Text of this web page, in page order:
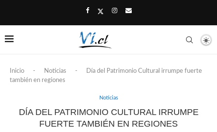
Inicio - Noticias -
Día del Patrimonio Cultural irrumpe fuerte
también en regiones
Noticias
DÍA DEL PATRIMONIO CULTURAL IRRUMPE
FUERTE TAMBIÉN EN REGIONES